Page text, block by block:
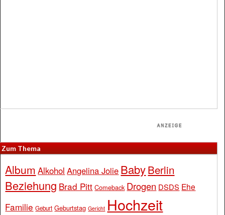
Zum Thema
Album Alkohol Angelina Jolie BabyBerlin
Beziehung Brad Pitt Comeback Drogen DSDS Ehe
Familie Geburt Geburtstag Gericht Hochzeit